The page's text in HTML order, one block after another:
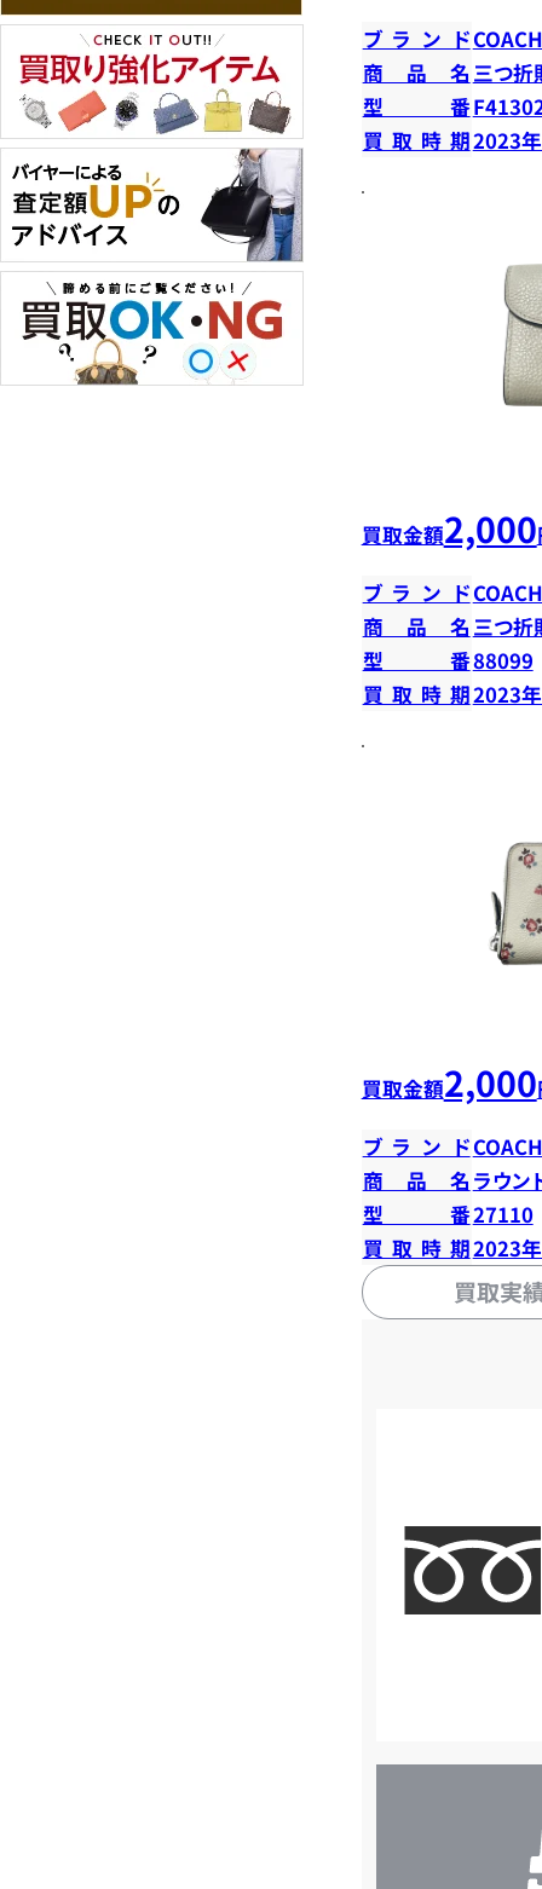
ブランドCOACH
商品名 三つ折
型番
買取時期2023
買取金額2,000
ブランドCOACH
商品名 三つ折
型番88099
買取時期2023
買取金額2,000
ブランドCOACH
商品名 ラウン
型番27110
買取時期2023
買取実